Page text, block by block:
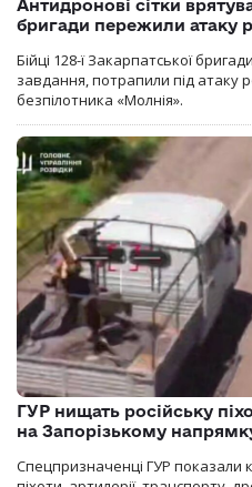
Антидронові сітки
бригади пережили атаку
Бійці 128-ї Закарпатської
завдання, потрапили під атаку
безпілотника «Молнія».
ГУР нищать російську
на Запорізькому
Спецпризначенці ГУР показали